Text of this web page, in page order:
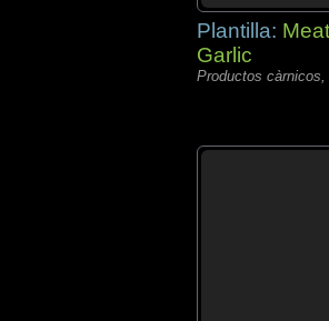
Plantilla:
Garlic
Productos